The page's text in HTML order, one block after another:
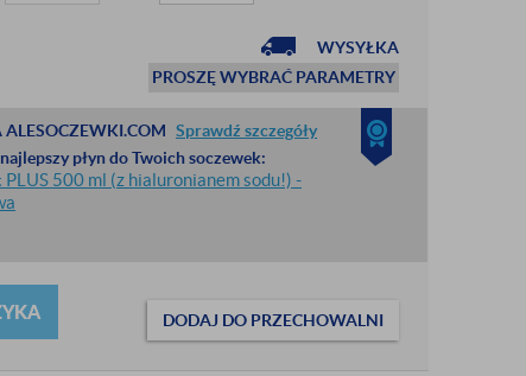
WYSYŁKA
PROSZĘ WYBRAĆ PARAMETRY
ALESOCZEWKI.COM Sprawdź szczegóły
płyn do Twoich soczewek:
500 ml (z hialuronianem sodu!) -
DODAJ DO PRZECHOWALNI